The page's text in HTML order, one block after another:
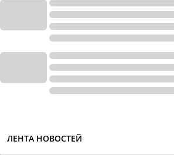
ЛЕНТА НОВОСТЕЙ